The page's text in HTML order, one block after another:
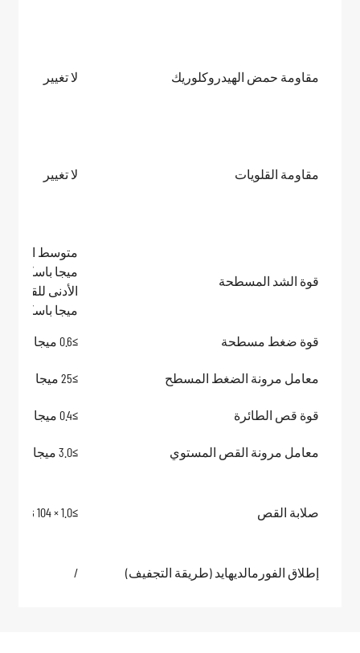
مقاومة حمض الهيدروكلوريك لا تغيير
مقاومة القلويات لا تغيير
قوة الشد المسطحة
ميجا باسكال ؛
ميجا باسكال
قوة ضغط مسطحة ≥0.6 ميجا باسكال
معامل مرونة الضغط المسطح ≥25 ميجا باسكال
قوة قص الطائرة ≥0.4 ميجا باسكال
معامل مرونة القص المستوي ≥3.0 ميجا باسكال
صلابة القص ≥1.0 × 104 نيوتن
إطلاق الفورمالديهايد (طريقة التجفيف) /